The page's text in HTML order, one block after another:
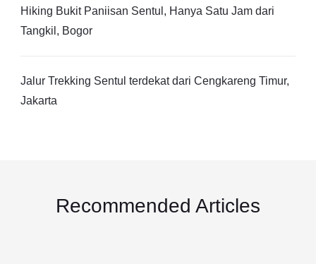
Hiking Bukit Paniisan Sentul, Hanya Satu Jam dari
Tangkil, Bogor
Jalur Trekking Sentul terdekat dari Cengkareng Timur,
Jakarta
Recommended Articles